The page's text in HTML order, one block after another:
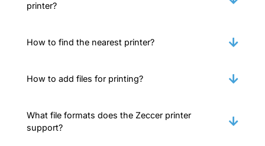
printer?
How to find the nearest printer?
How to add files for printing?
What file formats does the Zeccer printer
support?